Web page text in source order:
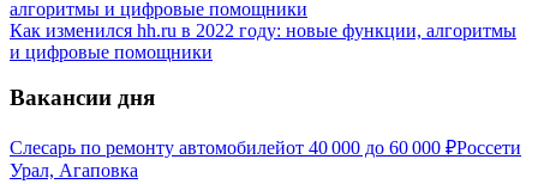
Как изменился hh.ru в 2022 году: новые функции, алгоритмы
и цифровые помощники
Вакансии дня
Слесарь по ремонту автомобилейот 40 000 до 60 000 ₽Россети
Урал, Агаповка